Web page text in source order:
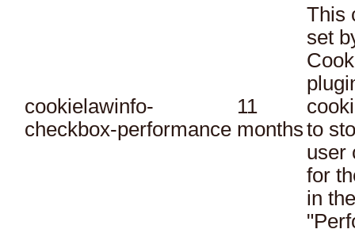
cookielawinfo-
checkbox-performance
11
months
This
set
to
user
for
in